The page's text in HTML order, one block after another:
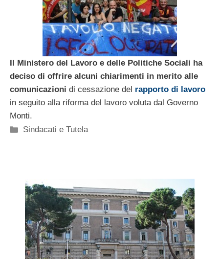
Il Ministero del Lavoro e delle Politiche Sociali ha
deciso di offrire alcuni chiarimenti in merito alle
comunicazioni di cessazione del rapporto di lavoro
in seguito alla riforma del lavoro voluta dal Governo
Monti.
Categorie
Sindacati e Tutela